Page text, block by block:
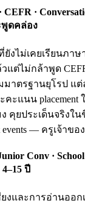
CEFR ·
ดคล่อง
งไม่เคยเรียนภาษ
แต่ไม่กล้าพูด
าตรฐานยุโรป แต่
ะแนน placement ใ
คุยประเด็นจริงใ
events — ครูเจ้า
Conv ·
ปี
ยงและการอ่านออก